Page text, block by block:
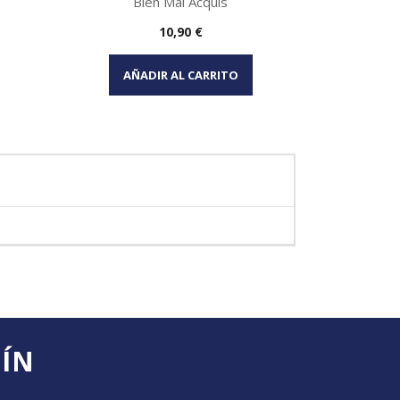
Vista rápida
Precio
10,90 €
AÑADIR AL CARRITO